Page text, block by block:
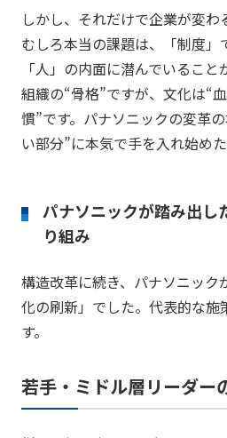
しかし、それだけで企業が変わ
むしろ本当の課題は、「制度」
「人」の内面に潜んでいるこ
組織の“骨格”ですが、文化は“
慣”です。パナソニックの変革
い部分”に本気で手を入れ始め
パナソニックが踏み出し
り組み
構造改革に続き、パナソニック
化の刷新」でした。代表的な施
す。
若手・ミドル層リーダー